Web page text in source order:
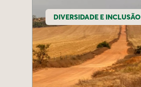
DIVERSIDADE E INCLUSÃO